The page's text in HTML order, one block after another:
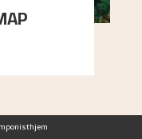
in Astrup's